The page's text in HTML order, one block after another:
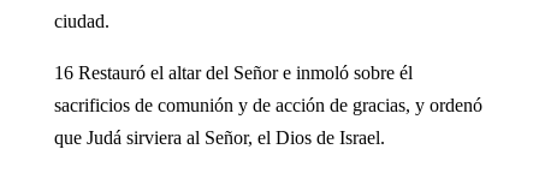
ciudad.
16 Restauró el altar del Señor e inmoló sobre él
sacrificios de comunión y de acción de gracias, y ordenó
que Judá sirviera al Señor, el Dios de Israel.